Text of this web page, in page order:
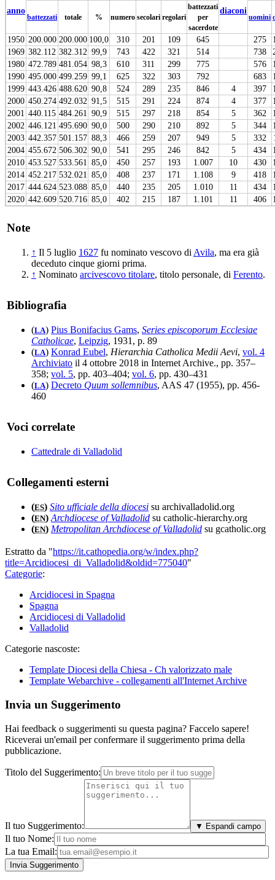
anno diaconi
battezzati totale % numero secolari regolari
battezzati
per
sacerdote
uomini
1950 200.000 200.000 100,0 310 201 109 645 275
1969 382.112 382.312 99,9 743 422 321 514 738
1980 472.789 481.054 98,3 610 311 299 775 576
1990 495.000 499.259 99,1 625 322 303 792 683
1999 443.426 488.620 90,8 524 289 235 846 4 397
2000 450.274 492.032 91,5 515 291 224 874 4 377
2001 440.115 484.261 90,9 515 297 218 854 5 362
2002 446.121 495.690 90,0 500 290 210 892 5 344
2003 442.357 501.157 88,3 466 259 207 949 5 332
2004 455.672 506.302 90,0 541 295 246 842 5 434
2010 453.527 533.561 85,0 450 257 193 1.007 10 430
2014 452.217 532.021 85,0 408 237 171 1.108 9 418
2017 444.624 523.088 85,0 440 235 205 1.010 11 434
2020 442.609 520.716 85,0 402 215 187 1.101 11 406
Note
↑ Il 5 luglio 1627 fu nominato vescovo diAvila, ma era già
deceduto cinque giorni prima.
↑ Nominato arcivescovo titolare, titolo personale, di Ferento.
Bibliografia
(LA) Pius Bonifacius Gams, Series episcoporum Ecclesiae
Catholicae, Leipzig, 1931, p. 89
(LA) Konrad Eubel, Hierarchia Catholica Medii Aevi, vol. 4
Archiviato il 4 ottobre 2018 in Internet Archive., pp. 357–
358; vol. 5, pp. 403–404; vol. 6, pp. 430–431
(LA) Decreto Quum sollemnibus, AAS 47 (1955), pp. 456-
460
Voci correlate
Cattedrale di Valladolid
Collegamenti esterni
(ES) Sito ufficiale della diocesi su archivalladolid.org
(EN) Archdiocese of Valladolid su catholic-hierarchy.org
(EN) Metropolitan Archdiocese of Valladolid su gcatholic.org
Estratto da "https://it.cathopedia.org/w/index.php?
title=Arcidiocesi_di_Valladolid&oldid=775040"
Categorie:
Arcidiocesi in Spagna
Spagna
Arcidiocesi di Valladolid
Valladolid
Categorie nascoste:
Template Diocesi della Chiesa - Ch valorizzato male
Template Webarchive - collegamenti all'Internet Archive
Invia un Suggerimento
Hai feedback o suggerimenti su questa pagina? Faccelo sapere!
Riceverai un'email per confermare il suggerimento prima della
pubblicazione.
Titolo del Suggerimento:
Il tuo Suggerimento: ▼ Espandi campo
Il tuo Nome:
La tua Email: